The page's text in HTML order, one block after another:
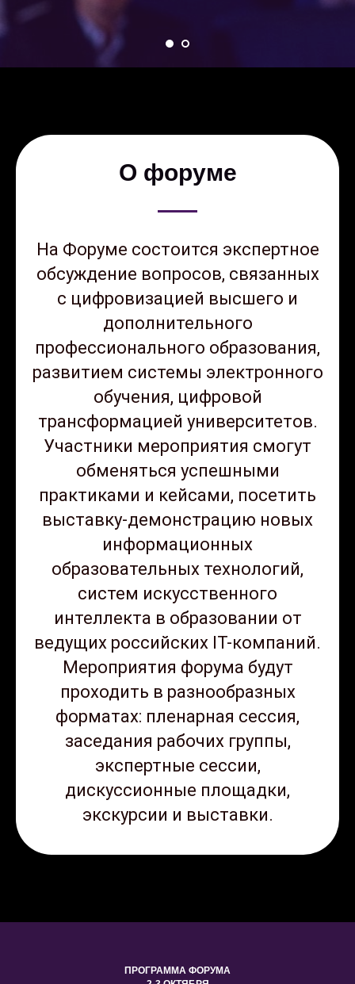
О форуме
На Форуме состоится экспертное
обсуждение вопросов, связанных
c цифровизацией высшего и
дополнительного
профессионального образования,
развитием системы электронного
обучения, цифровой
трансформацией университетов.
Участники мероприятия смогут
обменяться успешными
практиками и кейсами, посетить
выставку-демонстрацию новых
информационных
образовательных технологий,
систем искусственного
интеллекта в образовании от
ведущих российских IT-компаний.
Мероприятия форума будут
проходить в разнообразных
форматах: пленарная сессия,
заседания рабочих группы,
экспертные сессии,
дискуссионные площадки,
экскурсии и выставки.​
ПРОГРАММА ФОРУМА